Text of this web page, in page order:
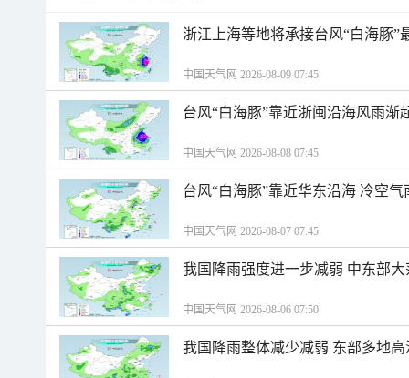
浙江上海等地将承接台风“白海豚”
中国天气网 2026-08-09 07:45
台风“白海豚”靠近浙闽沿海风雨渐
中国天气网 2026-08-08 07:45
台风“白海豚”靠近华东沿海 冷空
中国天气网 2026-08-07 07:45
我国降雨强度进一步减弱 中东部
中国天气网 2026-08-06 07:50
我国降雨整体减少减弱 东部多地